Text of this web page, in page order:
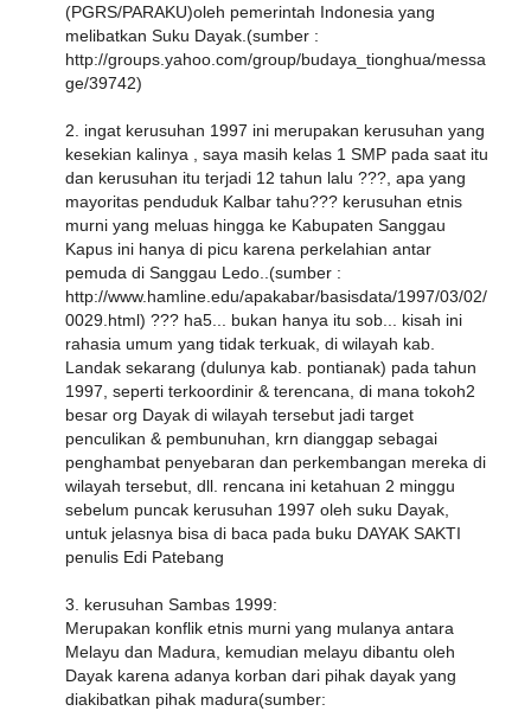
(PGRS/PARAKU)oleh pemerintah Indonesia yang
melibatkan Suku Dayak.(sumber :
http://groups.yahoo.com/group/budaya_tionghua/messa
ge/39742)
2. ingat kerusuhan 1997 ini merupakan kerusuhan yang
kesekian kalinya , saya masih kelas 1 SMP pada saat itu
dan kerusuhan itu terjadi 12 tahun lalu ???, apa yang
mayoritas penduduk Kalbar tahu??? kerusuhan etnis
murni yang meluas hingga ke Kabupaten Sanggau
Kapus ini hanya di picu karena perkelahian antar
pemuda di Sanggau Ledo..(sumber :
http://www.hamline.edu/apakabar/basisdata/1997/03/02/
0029.html) ??? ha5... bukan hanya itu sob... kisah ini
rahasia umum yang tidak terkuak, di wilayah kab.
Landak sekarang (dulunya kab. pontianak) pada tahun
1997, seperti terkoordinir & terencana, di mana tokoh2
besar org Dayak di wilayah tersebut jadi target
penculikan & pembunuhan, krn dianggap sebagai
penghambat penyebaran dan perkembangan mereka di
wilayah tersebut, dll. rencana ini ketahuan 2 minggu
sebelum puncak kerusuhan 1997 oleh suku Dayak,
untuk jelasnya bisa di baca pada buku DAYAK SAKTI
penulis Edi Patebang
3. kerusuhan Sambas 1999:
Merupakan konflik etnis murni yang mulanya antara
Melayu dan Madura, kemudian melayu dibantu oleh
Dayak karena adanya korban dari pihak dayak yang
diakibatkan pihak madura(sumber: